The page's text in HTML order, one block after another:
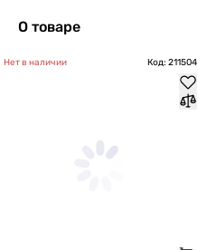
О товаре
Нет в наличии Код: 211504